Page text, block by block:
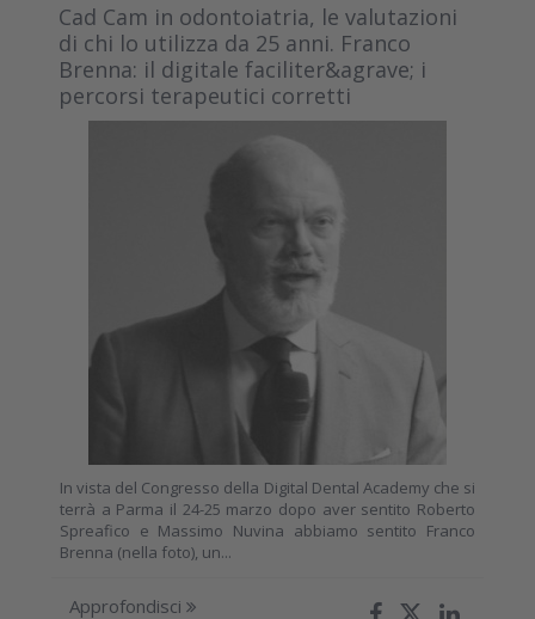
Cad Cam in odontoiatria, le valutazioni
di chi lo utilizza da 25 anni. Franco
Brenna: il digitale faciliter&agrave; i
percorsi terapeutici corretti
In vista del Congresso della Digital Dental Academy che si
terrà a Parma il 24-25 marzo dopo aver sentito Roberto
Spreafico e Massimo Nuvina abbiamo sentito Franco
Brenna (nella foto), un...
Approfondisci